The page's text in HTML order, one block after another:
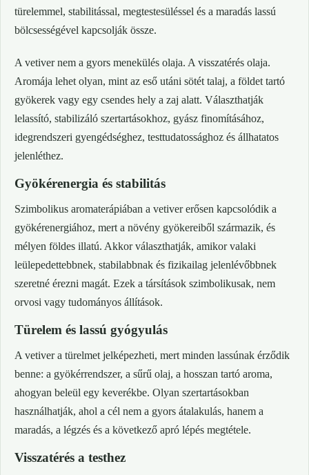
türelemmel, stabilitással, megtestesüléssel és a maradás lassú
bölcsességével kapcsolják össze.
A vetiver nem a gyors menekülés olaja. A visszatérés olaja.
Aromája lehet olyan, mint az eső utáni sötét talaj, a földet tartó
gyökerek vagy egy csendes hely a zaj alatt. Választhatják
lelassító, stabilizáló szertartásokhoz, gyász finomításához,
idegrendszeri gyengédséghez, testtudatossághoz és állhatatos
jelenléthez.
Gyökérenergia és stabilitás
Szimbolikus aromaterápiában a vetiver erősen kapcsolódik a
gyökérenergiához, mert a növény gyökereiből származik, és
mélyen földes illatú. Akkor választhatják, amikor valaki
leülepedettebbnek, stabilabbnak és fizikailag jelenlévőbbnek
szeretné érezni magát. Ezek a társítások szimbolikusak, nem
orvosi vagy tudományos állítások.
Türelem és lassú gyógyulás
A vetiver a türelmet jelképezheti, mert minden lassúnak érződik
benne: a gyökérrendszer, a sűrű olaj, a hosszan tartó aroma,
ahogyan beleül egy keverékbe. Olyan szertartásokban
használhatják, ahol a cél nem a gyors átalakulás, hanem a
maradás, a légzés és a következő apró lépés megtétele.
Visszatérés a testhez